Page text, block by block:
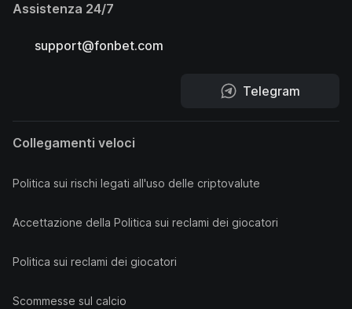
Assistenza 24/7
support@fonbet.com
Telegram
Collegamenti veloci
Politica sui rischi legati all'uso delle criptovalute
Accettazione della Politica sui reclami dei giocatori
Politica sui reclami dei giocatori
Scommesse sul calcio